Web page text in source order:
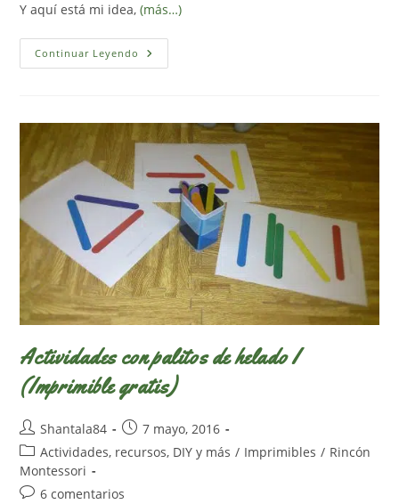
Y aquí está mi idea,(más…)
Continuar Leyendo Paseos
Por
Fotos
Para
Niños
Pequeños)
Actividades con palitos de helado I
(Imprimible gratis)
Autor
de
la
entrada:
Shantala84
Publicación
de
7 mayo, 2016
Categoría
de
la
Actividades, recursos, DIY y más / Imprimibles / Rincón
Montessori
Comentarios
6 comentarios